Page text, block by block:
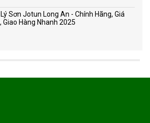
Sơn Jotun Long An - Chính Hãng, Giá
Giao Hàng Nhanh 2025